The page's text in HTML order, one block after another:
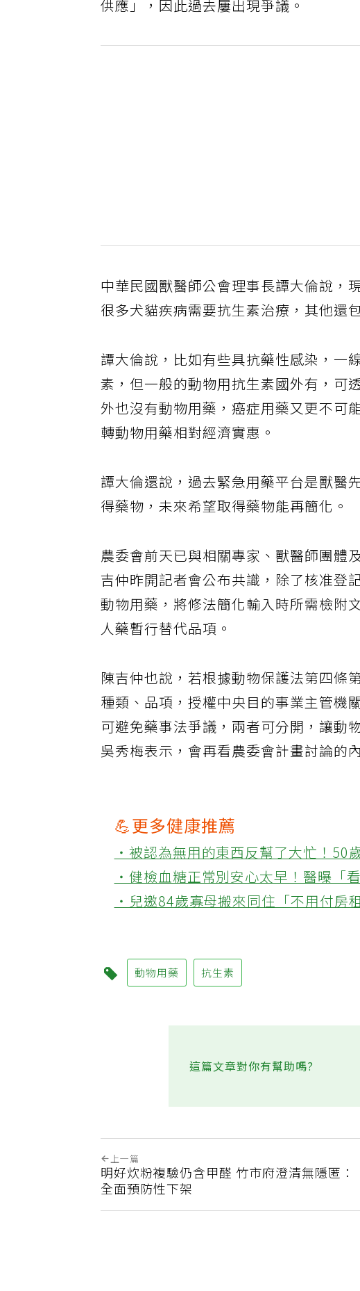
供應」，因此過去屢出現爭議。
中華民國獸醫師公會理事長譚大倫說，
很多犬貓疾病需要抗生素治療，其他還
譚大倫說，比如有些具抗藥性感染，一
素，但一般的動物用抗生素國外有，可
外也沒有動物用藥，癌症用藥又更不可
轉動物用藥相對經濟實惠。
譚大倫還說，過去緊急用藥平台是獸醫
得藥物，未來希望取得藥物能再簡化。
農委會前天已與相關專家、獸醫師團體
吉仲昨開記者會公布共識，除了核准登
動物用藥，將修法簡化輸入時所需檢附
人藥暫行替代品項。
陳吉仲也說，若根據動物保護法第四條
種類、品項，授權中央目的事業主管機
可避免藥事法爭議，兩者可分開，讓動
吳秀梅表示，會再看農委會計畫討論的
💪更多健康推薦
‧被認為無用的東西反幫了大忙！50
‧健檢血糖正常別安心太早！醫曝「
‧兒邀84歲寡母搬來同住「不用付房
動物用藥 抗生素
這篇文章對你有幫助嗎?
上一篇
明好炊粉複驗仍含甲醛 竹市府澄清無隱匿：
全面預防性下架